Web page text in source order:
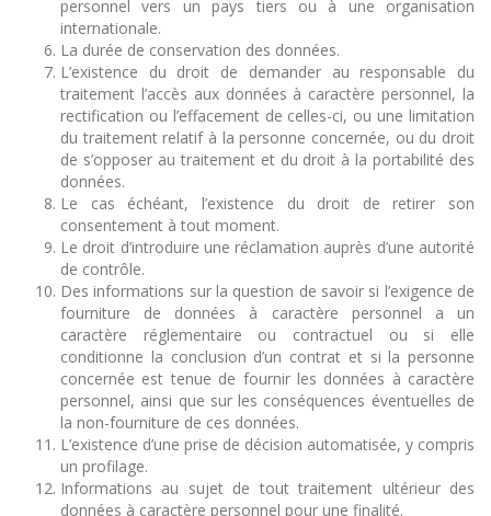
personnel vers un pays tiers ou à une organisation
internationale.
La durée de conservation des données.
L’existence du droit de demander au responsable du
traitement l’accès aux données à caractère personnel, la
rectification ou l’effacement de celles-ci, ou une limitation
du traitement relatif à la personne concernée, ou du droit
de s’opposer au traitement et du droit à la portabilité des
données.
Le cas échéant, l’existence du droit de retirer son
consentement à tout moment.
Le droit d’introduire une réclamation auprès d’une autorité
de contrôle.
Des informations sur la question de savoir si l’exigence de
fourniture de données à caractère personnel a un
caractère réglementaire ou contractuel ou si elle
conditionne la conclusion d’un contrat et si la personne
concernée est tenue de fournir les données à caractère
personnel, ainsi que sur les conséquences éventuelles de
la non-fourniture de ces données.
L’existence d’une prise de décision automatisée, y compris
un profilage.
Informations au sujet de tout traitement ultérieur des
données à caractère personnel pour une finalité.